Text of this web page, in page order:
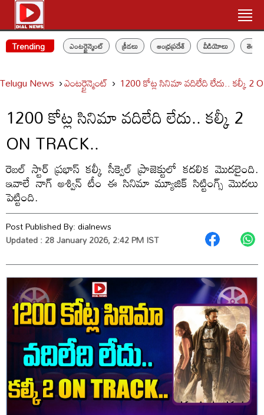
Trending ఎంటర్టైన్మెంట్ క్రీడలు ఆంధ్రప్రదేశ్ వీడియోలు
Telugu News ఎంటర్టైన్మెంట్ 1200 కోట్ల సినిమా వదిలేది లేదు.. కల్కీ 2
1200 కోట్ల సినిమా వదిలేది లేదు.. కల్కీ 2
ON TRACK..
రెబల్ స్టార్ ప్రభాస్ కల్కీ సీక్వెల్ ప్రాజెక్టులో కదలిక మొదలైంది.
ఇవాలే నాగ్ అశ్విన్ టీం ఈ సినిమా మ్యూజిక్ సిట్టింగ్స్ మొదలు
పెట్టింది.
Post Published By:dialnews
Updated : 28 January 2026, 2:42 PM IST